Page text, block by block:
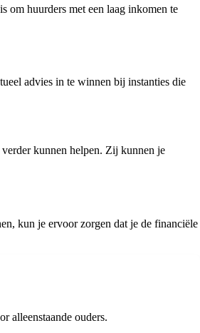
om huurders met een laag inkomen te
advies in te winnen bij instanties die
kunnen helpen. Zij kunnen je
kun je ervoor zorgen dat je de financiële
alleenstaande ouders.